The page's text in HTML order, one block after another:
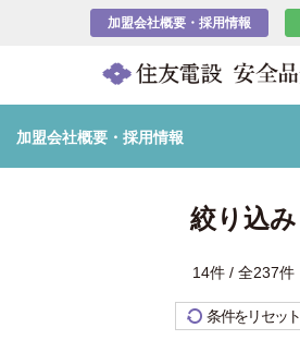
加盟会社概要・採用情報
加盟会社概要・採用情報
絞り込み
14件 / 全237件
条件をリセット